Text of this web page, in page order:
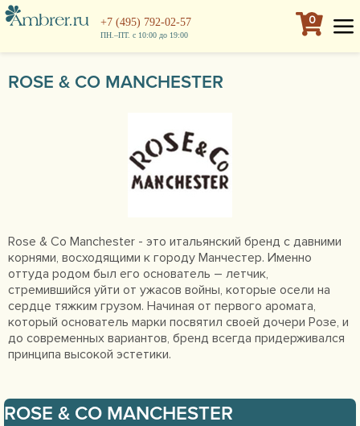
+7 (495) 792-02-57
ПН.–ПТ. с 10:00 до 19:00
0
ROSE & CO MANCHESTER
Rose & Co Manchester - это итальянский бренд с давними
корнями, восходящими к городу Манчестер. Именно
оттуда родом был его основатель – летчик,
стремившийся уйти от ужасов войны, которые осели на
сердце тяжким грузом. Начиная от первого аромата,
который основатель марки посвятил своей дочери Розе, и
до современных вариантов, бренд всегда придерживался
принципа высокой эстетики.
ROSE & CO MANCHESTER